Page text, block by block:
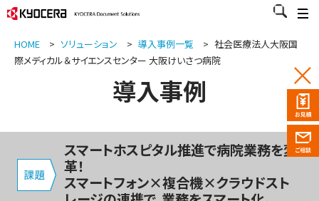
HOME > ソリューション > 導入事例一覧 > 社会医療法人大阪国
際メディカル＆サイエンスセンター 大阪けいさつ病院
導入事例
スマートホスピタル推進で病院業務を変
革！
スマートフォン×複合機×クラウドスト